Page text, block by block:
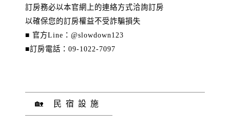
訂房務必以本官網上的連絡方式洽詢訂房
以確保您的訂房權益不受詐騙損失
■ 官方Line：@slowdown123
■訂房電話：09-1022-7097
🏡 民宿設施